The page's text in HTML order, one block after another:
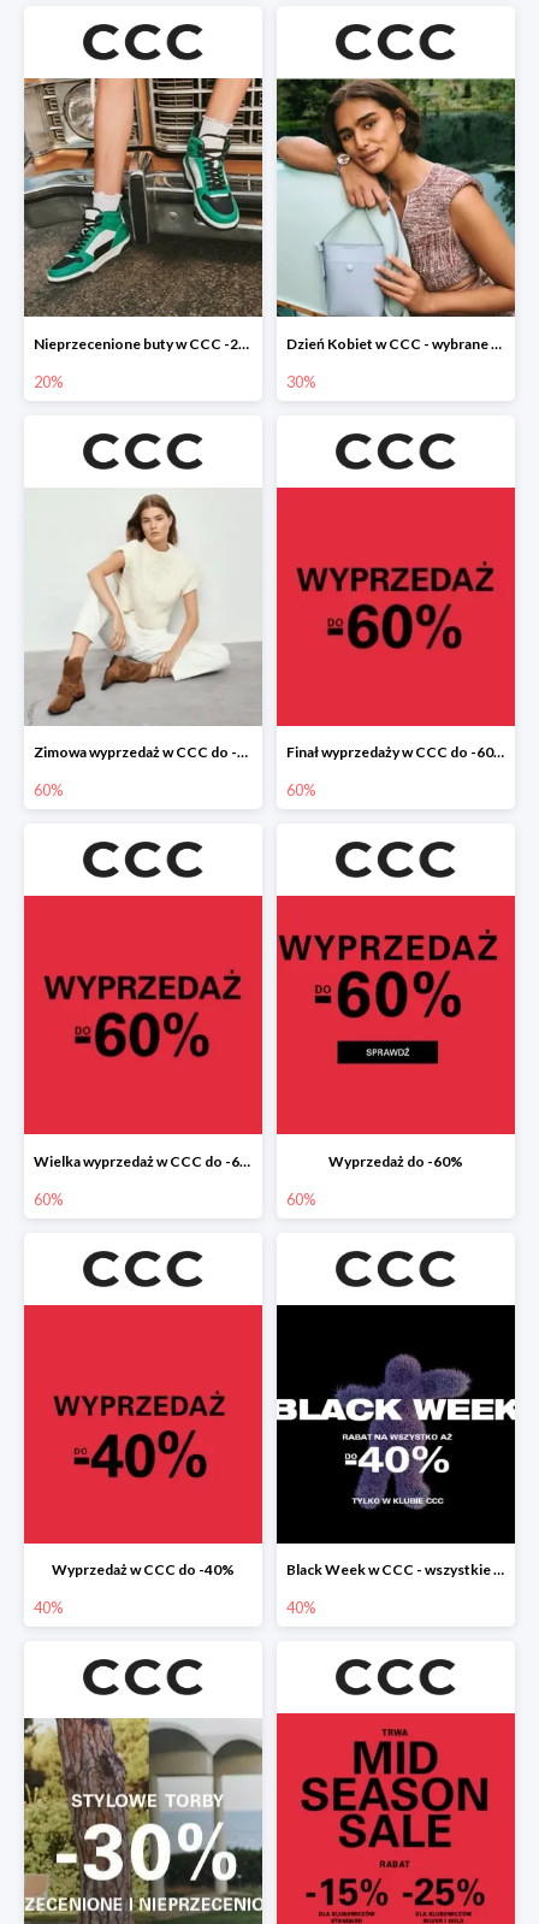
Nieprzecenione buty w CCC -20%
20%
Dzień Kobiet w CCC - wybrane torebki i buty do -30%
30%
Zimowa wyprzedaż w CCC do -60%
60%
Finał wyprzedaży w CCC do -60%
60%
Wielka wyprzedaż w CCC do -60%
60%
Wyprzedaż do -60%
60%
Wyprzedaż w CCC do -40%
40%
Black Week w CCC - wszystkie produkty do -40%
40%